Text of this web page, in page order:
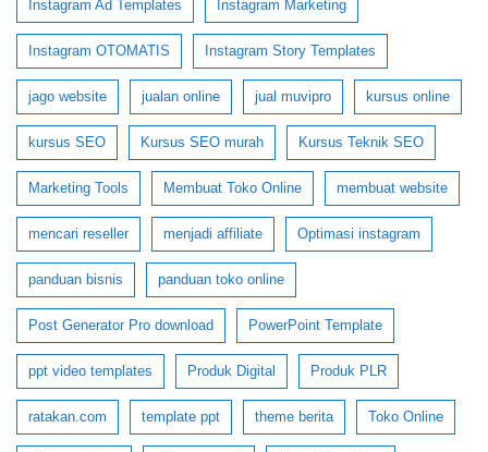
Instagram Ad Templates Instagram Marketing
Instagram OTOMATIS Instagram Story Templates
jago website jualan online jual muvipro kursus online
kursus SEO Kursus SEO murah Kursus Teknik SEO
Marketing Tools Membuat Toko Online membuat website
mencari reseller menjadi affiliate Optimasi instagram
panduan bisnis panduan toko online
Post Generator Pro download PowerPoint Template
ppt video templates Produk Digital Produk PLR
ratakan.com template ppt theme berita Toko Online